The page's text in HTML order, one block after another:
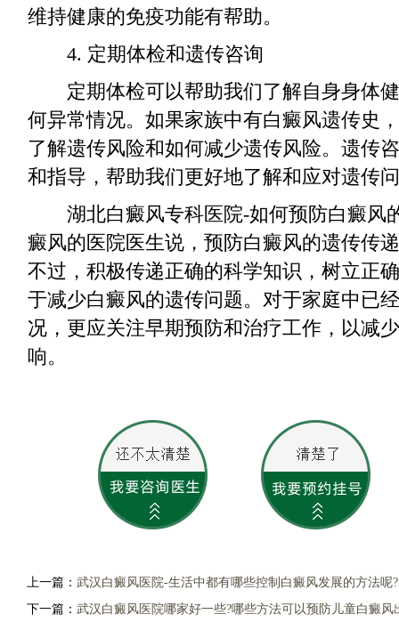
维持健康的免疫功能有帮助。
4. 定期体检和遗传咨询
定期体检可以帮助我们了解自身身体健
何异常情况。如果家族中有白癜风遗传史
了解遗传风险和如何减少遗传风险。遗传
和指导，帮助我们更好地了解和应对遗传
湖北白癜风专科医院-如何预防白癜风
癜风的医院医生说，预防白癜风的遗传传
不过，积极传递正确的科学知识，树立正
于减少白癜风的遗传问题。对于家庭中已
况，更应关注早期预防和治疗工作，以减
响。
上一篇： 武汉白癜风医院-生活中都有哪些控制白癜风发展的方法呢?
下一篇： 武汉白癜风医院哪家好一些?哪些方法可以预防儿童白癜风